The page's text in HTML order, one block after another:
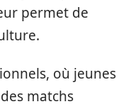
permet de
où jeunes
matchs